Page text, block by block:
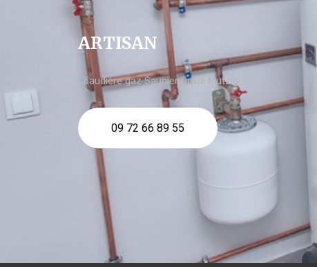
ARTISAN
chaudière gaz Saunier Duval Mutzig
09 72 66 89 55